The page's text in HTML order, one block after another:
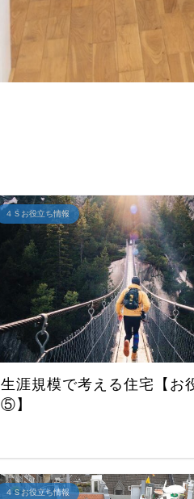
４Ｓお役立ち情報
生涯規模で考える住宅【お
⑤】
４Ｓお役立ち情報